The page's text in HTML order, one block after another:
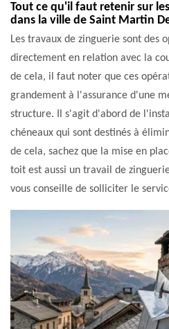
Tout ce qu'il faut retenir sur
dans la ville de Saint Martin
Les travaux de zinguerie sont des
directement en relation avec la
de cela, il faut noter que ces
grandement à l'assurance d'une
structure. Il s'agit d'abord de
chéneaux qui sont destinés à
de cela, sachez que la mise en
toit est aussi un travail de
vous conseille de solliciter le